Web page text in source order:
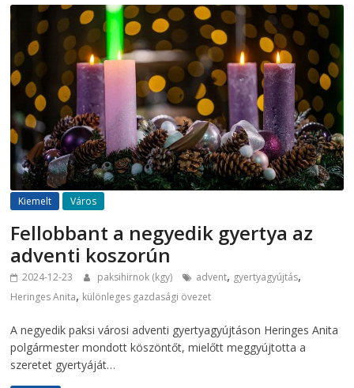
Kiemelt Város
Fellobbant a negyedik gyertya az
adventi koszorún
2024-12-23 paksihirnok (kgy) advent, gyertyagyújtás,
Heringes Anita, különleges gazdasági övezet
A negyedik paksi városi adventi gyertyagyújtáson Heringes Anita
polgármester mondott köszöntőt, mielőtt meggyújtotta a
szeretet gyertyáját…